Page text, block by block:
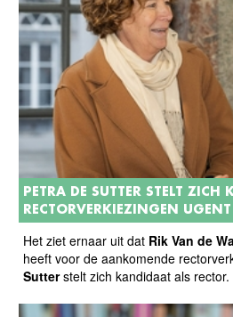
PETRA DE SUTTER STELT
RECTORVERKIEZINGEN UGENT
Het ziet ernaar uit dat Rik Van de
heeft voor de aankomende
Sutterstelt zich kandidaat als rector.